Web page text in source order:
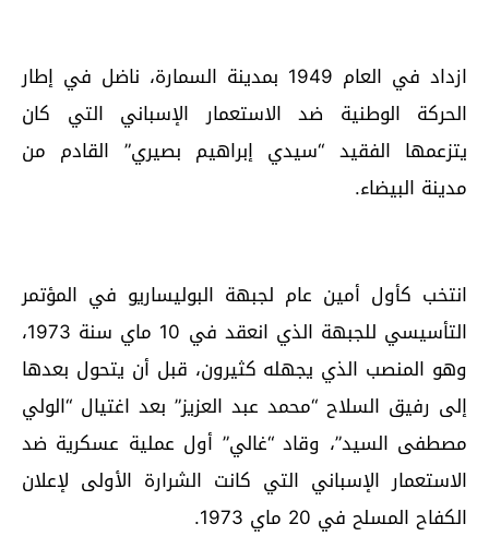
ازداد في العام 1949 بمدينة السمارة، ناضل في إطار
الحركة الوطنية ضد الاستعمار الإسباني التي كان
يتزعمها الفقيد “سيدي إبراهيم بصيري” القادم من
مدينة البيضاء.
انتخب كأول أمين عام لجبهة البوليساريو في المؤتمر
التأسيسي للجبهة الذي انعقد في 10 ماي سنة 1973،
وهو المنصب الذي يجهله كثيرون، قبل أن يتحول بعدها
إلى رفيق السلاح “محمد عبد العزيز” بعد اغتيال “الولي
مصطفى السيد”، وقاد “غالي” أول عملية عسكرية ضد
الاستعمار الإسباني التي كانت الشرارة الأولى لإعلان
الكفاح المسلح في 20 ماي 1973.